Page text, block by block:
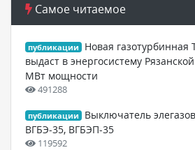
Самое читаемое
публикации
Новая
выдаст в энергосистему
МВт мощности
491288
публикации
Выключатель
ВГБЭ-35, ВГБЭП-35
119592